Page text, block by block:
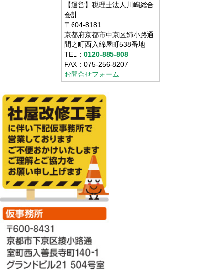
【運営】税理士法人川嶋総合
会計
〒604-8181
京都府京都市中京区姉小路通
間之町西入綿屋町538番地
TEL： 0120-885-808
FAX：075-256-8207
お問合せフォーム